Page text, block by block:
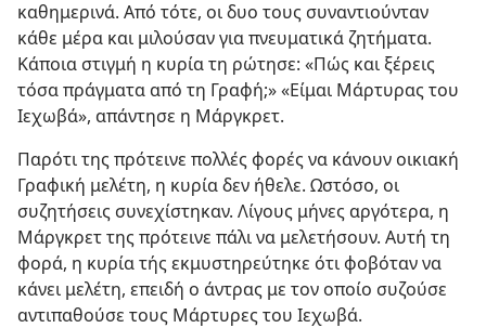
καθημερινά. Από τότε, οι δυο τους συναντιούνταν
κάθε μέρα και μιλούσαν για πνευματικά ζητήματα.
Κάποια στιγμή η κυρία τη ρώτησε: «Πώς και ξέρεις
τόσα πράγματα από τη Γραφή;» «Είμαι Μάρτυρας του
Ιεχωβά», απάντησε η Μάργκρετ.
Παρότι της πρότεινε πολλές φορές να κάνουν οικιακή
Γραφική μελέτη, η κυρία δεν ήθελε. Ωστόσο, οι
συζητήσεις συνεχίστηκαν. Λίγους μήνες αργότερα, η
Μάργκρετ της πρότεινε πάλι να μελετήσουν. Αυτή τη
φορά, η κυρία τής εκμυστηρεύτηκε ότι φοβόταν να
κάνει μελέτη, επειδή ο άντρας με τον οποίο συζούσε
αντιπαθούσε τους Μάρτυρες του Ιεχωβά.